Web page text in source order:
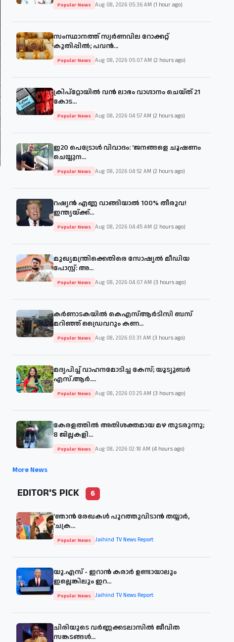
Popular News Aug 08, 2026 05:36 AM (1 hour ago)
സംസ്ഥാനത്ത് സ്വർണവില റോക്കറ്റ്
കുതിപ്പിൽ; പവൻ...
Popular News Aug 08, 2026 05:07 AM (2 hours ago)
ക്രിപ്‌റ്റോയിൽ വൻ ലാഭം വാഗ്ദാനം ചെയ്ത് 21
കോട...
Popular News Aug 08, 2026 04:57 AM (2 hours ago)
ഇ20 പെട്രോള്‍ വിവാദം: 'ജനങ്ങളെ ചൂഷണം
ചെയ്യുന...
Popular News Aug 08, 2026 04:52 AM (2 hours ago)
റഷ്യൻ എണ്ണ വാങ്ങിയാൽ 100% തീരുവ!
ഇന്ത്യയ്ക്ക്...
Popular News Aug 08, 2026 04:45 AM (2 hours ago)
മുഖ്യമന്ത്രിക്കെതിരെ സോഷ്യൽ മീഡിയ
പോസ്റ്റ്: അ...
Popular News Aug 08, 2026 04:07 AM (3 hours ago)
കർണാടകയിൽ കെഎസ്ആർടിസി ബസ്
മറിഞ്ഞ് ഡ്രൈവറും കണ...
Popular News Aug 08, 2026 03:31 AM (3 hours ago)
മദ്യപിച്ച് വാഹനമോടിച്ച കേസ്; യൂട്യൂബർ
എസ്.ആർ....
Popular News Aug 08, 2026 03:25 AM (3 hours ago)
കേരളത്തിൽ അതിശക്തമായ മഴ തുടരുന്നു;
8 ജില്ലകളി...
Popular News Aug 08, 2026 02:18 AM (4 hours ago)
More News
EDITOR'S PICK 6
'ഞാന്‍ രേഖകള്‍ പുറത്തുവിടാന്‍ തയ്യാര്‍,
'ചക്ര...
Popular News Jaihind TV News Report
യു.എസ് - ഇറാൻ കരാർ ഉണ്ടായാലും
ഇല്ലെങ്കിലും ഇറ...
Popular News Jaihind TV News Report
ചിരിയുടെ വര്‍ണ്ണക്കടലാസില്‍ ജീവിത
സങ്കടങ്ങള്‍...